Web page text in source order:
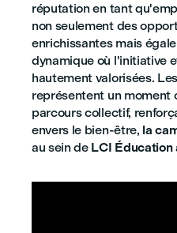
réputation en tant
non seulement des
enrichissantes mais
dynamique où l'initiative
hautement valorisées.
représentent un moment
parcours collectif,
envers le bien-être, la
au sein de LCI Éducation